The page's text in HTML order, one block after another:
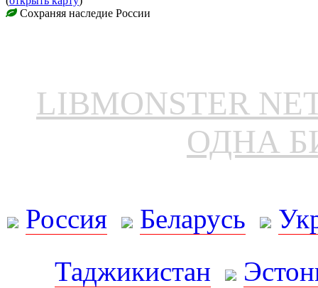
Сохраняя наследие России
LIBMONSTER
ОДНА
Россия Беларусь
Таджикистан